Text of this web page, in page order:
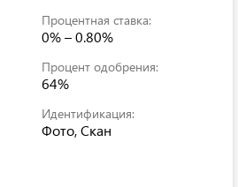
Процентная ставка:
0% – 0.80%
Процент одобрения:
64%
Идентификация:
Фото, Скан